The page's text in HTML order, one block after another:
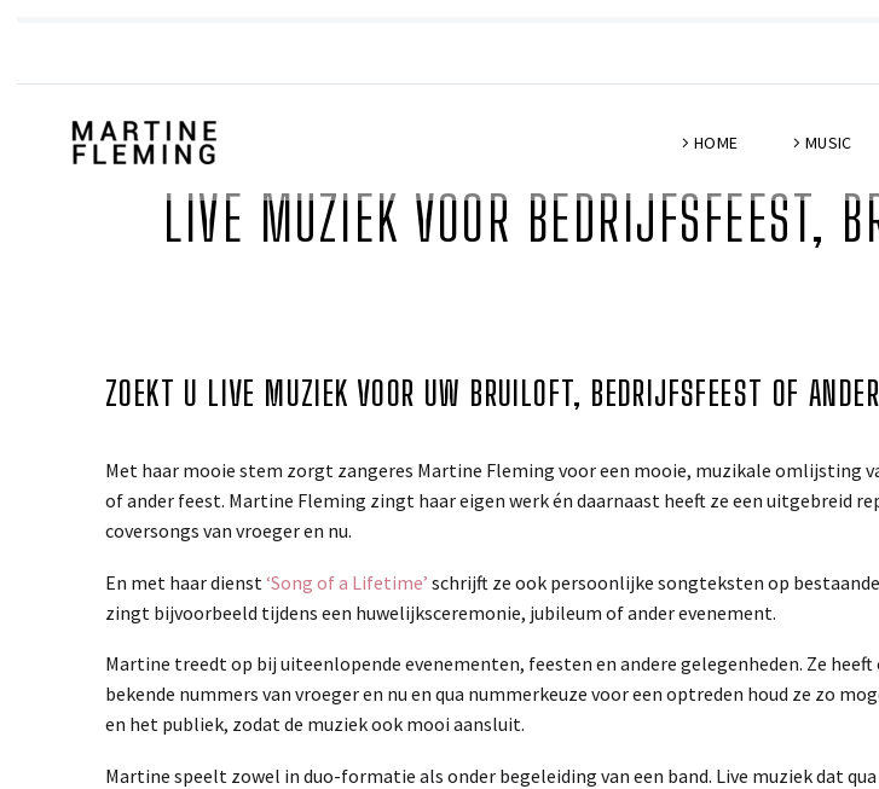
HOME MUSIC
LIVE MUZIEK VOOR BEDRIJFSFEEST,
ZOEKT U LIVE MUZIEK VOOR UW BRUILOFT, BEDRIJFSFEEST OF
Met haar mooie stem zorgt zangeres Martine Fleming voor een mooie, muzikale omlijsting
of ander feest. Martine Fleming zingt haar eigen werk én daarnaast heeft ze een uitgebreid
coversongs van vroeger en nu.
En met haar dienst ‘Song of a Lifetime’ schrijft ze ook persoonlijke songteksten op
zingt bijvoorbeeld tijdens een huwelijksceremonie, jubileum of ander evenement.
Martine treedt op bij uiteenlopende evenementen, feesten en andere gelegenheden. Ze
bekende nummers van vroeger en nu en qua nummerkeuze voor een optreden houd ze zo
en het publiek, zodat de muziek ook mooi aansluit.
Martine speelt zowel in duo-formatie als onder begeleiding van een band. Live muziek dat